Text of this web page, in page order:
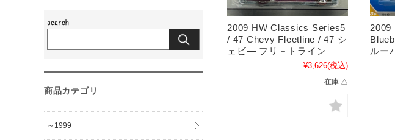
2009 HW Classics Series5
/ 47 Chevy Fleetline / 47 シ
ェビ― フリ－トライン
¥3,626(税込)
在庫 △
2009
ルー
商品カテゴリ
～1999